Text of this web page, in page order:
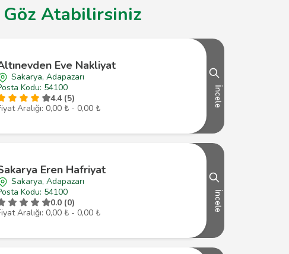
Atabilirsiniz
Eve Nakliyat
Sakarya, Adapazarı
Kodu: 54100
4.4 (5)
Aralığı: 0,00 ₺ - 0,00 ₺
İncele
Eren Hafriyat
Sakarya, Adapazarı
Kodu: 54100
0.0 (0)
Aralığı: 0,00 ₺ - 0,00 ₺
İncele